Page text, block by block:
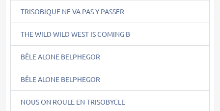
TRISOBIQUE NE VA PAS Y PASSER
THE WILD WILD WEST IS COMING B
BÊLE ALONE BELPHEGOR
BÊLE ALONE BELPHEGOR
NOUS ON ROULE EN TRISOBYCLE